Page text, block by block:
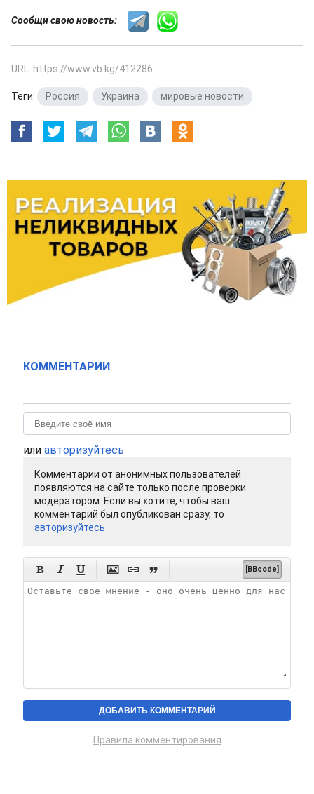
Сообщи свою новость:
URL: https://www.vb.kg/412286
Теги: Россия Украина мировые новости
КОММЕНТАРИИ
или авторизуйтесь
Комментарии от анонимных пользователей
появляются на сайте только после проверки
модератором. Если вы хотите, чтобы ваш
комментарий был опубликован сразу, то
авторизуйтесь
      [BBcode]
Правила комментирования